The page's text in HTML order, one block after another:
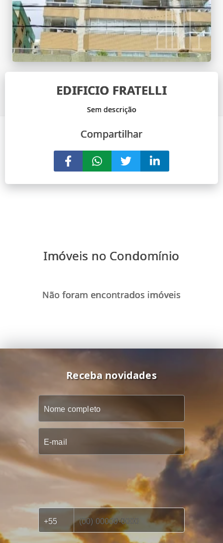
EDIFICIO FRATELLI
Sem descrição
Compartilhar
Imóveis no Condomínio
Não foram encontrados imóveis
Receba novidades